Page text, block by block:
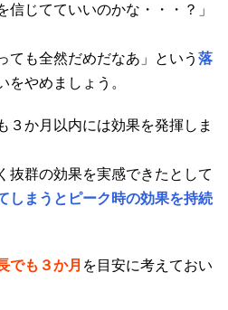
信じてていいのかな・・・？」
ても全然だめだなあ」という 落
をやめましょう。
３か月以内には効果を発揮しま
抜群の効果を実感できたとして
しまうとピーク時の効果を持続
でも３か月 を目安に考えておい